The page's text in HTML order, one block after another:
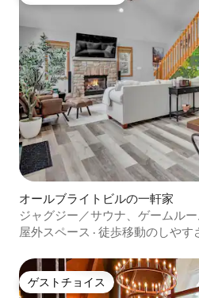
オールブライトビルの一軒家
ジャグジー／サウナ、ゲームル
ーム
屋外スペース · 徒歩移動のしやす
ゲストチョイス
ゲストチョイス